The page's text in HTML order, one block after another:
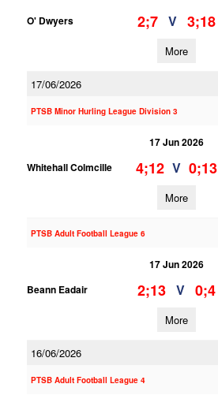
O' Dwyers
2;7 V 3;18
More
17/06/2026
PTSB Minor Hurling League Division 3
17 Jun 2026
Whitehall Colmcille
4;12 V 0;13
More
PTSB Adult Football League 6
17 Jun 2026
Beann Eadair
2;13 V 0;4
More
16/06/2026
PTSB Adult Football League 4